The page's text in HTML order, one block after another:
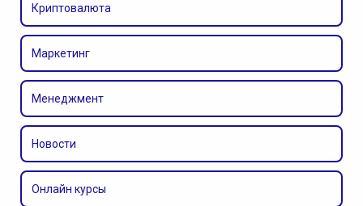
Криптовалюта
Маркетинг
Менеджмент
Новости
Онлайн курсы